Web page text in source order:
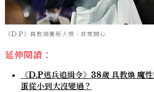
《D.P》具教煥獲新人獎、非常開心
延伸閱讀：
《D.P逃兵追緝令》38歲 具教煥 魔
蛋從小到大沒變過？